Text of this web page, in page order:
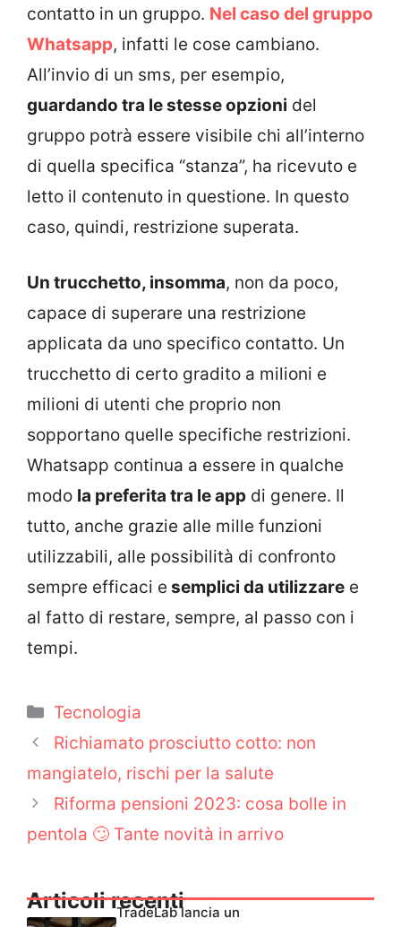
contatto in un gruppo. Nel caso del gruppo
Whatsapp, infatti le cose cambiano.
All’invio di un sms, per esempio,
guardando tra le stesse opzioni del
gruppo potrà essere visibile chi all’interno
di quella specifica “stanza”, ha ricevuto e
letto il contenuto in questione. In questo
caso, quindi, restrizione superata.
Un trucchetto, insomma, non da poco,
capace di superare una restrizione
applicata da uno specifico contatto. Un
trucchetto di certo gradito a milioni e
milioni di utenti che proprio non
sopportano quelle specifiche restrizioni.
Whatsapp continua a essere in qualche
modo la preferita tra le app di genere. Il
tutto, anche grazie alle mille funzioni
utilizzabili, alle possibilità di confronto
sempre efficaci e semplici da utilizzare e
al fatto di restare, sempre, al passo con i
tempi.
Categorie
Tecnologia
Richiamato prosciutto cotto: non
mangiatelo, rischi per la salute
Riforma pensioni 2023: cosa bolle in
pentola 🙄 Tante novità in arrivo
Articoli recenti
TradeLab lancia un